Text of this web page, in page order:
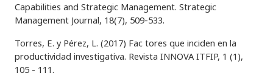
Capabilities and Strategic Management. Strategic
Management Journal, 18(7), 509-533.
Torres, E. y Pérez, L. (2017) Fac tores que inciden en la
productividad investigativa. Revista INNOVA ITFIP, 1 (1),
105 - 111.